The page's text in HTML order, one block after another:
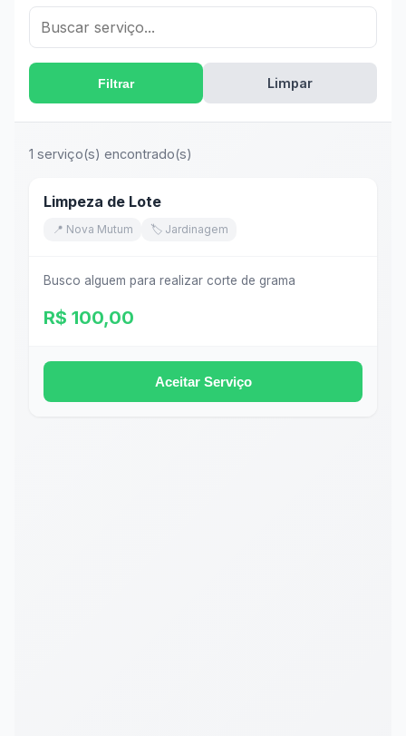
Filtrar Limpar
1 serviço(s) encontrado(s)
Limpeza de Lote
📍 Nova Mutum 🏷️ Jardinagem
Busco alguem para realizar corte de grama
R$ 100,00
Aceitar Serviço